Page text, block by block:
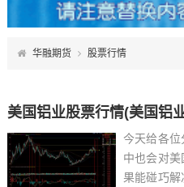
华融期货 股票行情
美国铝业股票行情(美国铝
今天给各
中也会对美
果能碰巧解